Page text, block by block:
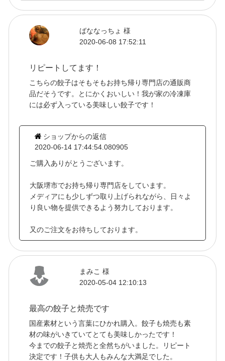
ばななっちょ 様
2020-06-08 17:52:11
リピートしてます！
こちらの餃子はそもそもお持ち帰り専門店の通販商
品だそうです。とにかくおいしい！我が家の冷凍庫
には必ず入っている美味しい餃子です！
ショップからの返信
2020-06-14 17:44:54.080905
ご購入ありがとうございます。
大阪堺市でお持ち帰り専門店をしています。
メディアにも少しずつ取り上げられながら、日々よ
り良い物を提供できるよう努力しております。
又のご注文をお待ちしております。
まみこ 様
2020-05-04 12:10:13
最高の餃子と焼売です
国産素材という言葉にひかれ購入。餃子も焼売も素
材の味がいきていてとても美味しかったです！
今までの餃子と焼売と全然ちがいました。リピート
決定です！子供も大人もみんな大満足でした。